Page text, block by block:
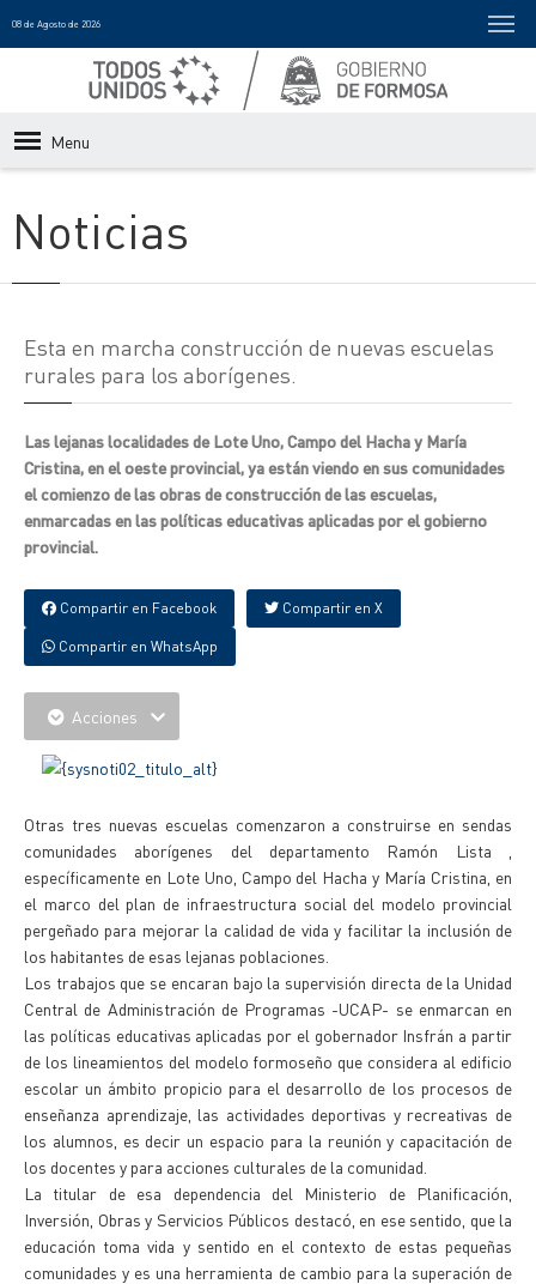
08 de Agosto de 2026
Menu
Noticias
Esta en marcha construcción de nuevas escuelas
rurales para los aborígenes.
Las lejanas localidades de Lote Uno, Campo del Hacha y María
Cristina, en el oeste provincial, ya están viendo en sus comunidades
el comienzo de las obras de construcción de las escuelas,
enmarcadas en las políticas educativas aplicadas por el gobierno
provincial.
Compartir en Facebook Compartir en X
Compartir en WhatsApp
Acciones
Otras tres nuevas escuelas comenzaron a construirse en sendas
comunidades aborígenes del departamento Ramón Lista ,
específicamente en Lote Uno, Campo del Hacha y María Cristina, en
el marco del plan de infraestructura social del modelo provincial
pergeñado para mejorar la calidad de vida y facilitar la inclusión de
los habitantes de esas lejanas poblaciones.
Los trabajos que se encaran bajo la supervisión directa de la Unidad
Central de Administración de Programas -UCAP- se enmarcan en
las políticas educativas aplicadas por el gobernador Insfrán a partir
de los lineamientos del modelo formoseño que considera al edificio
escolar un ámbito propicio para el desarrollo de los procesos de
enseñanza aprendizaje, las actividades deportivas y recreativas de
los alumnos, es decir un espacio para la reunión y capacitación de
los docentes y para acciones culturales de la comunidad.
La titular de esa dependencia del Ministerio de Planificación,
Inversión, Obras y Servicios Públicos destacó, en ese sentido, que la
educación toma vida y sentido en el contexto de estas pequeñas
comunidades y es una herramienta de cambio para la superación de